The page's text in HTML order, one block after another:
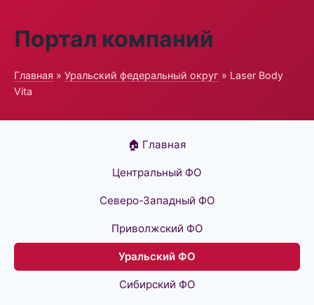
Портал компаний
Главная » Уральский федеральный округ » Laser Body
Vita
🏠 Главная
Центральный ФО
Северо-Западный ФО
Приволжский ФО
Уральский ФО
Сибирский ФО